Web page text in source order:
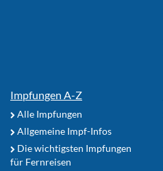
Impfungen A-Z
Alle Impfungen
Allgemeine Impf-Infos
Die wichtigsten Impfungen
für Fernreisen